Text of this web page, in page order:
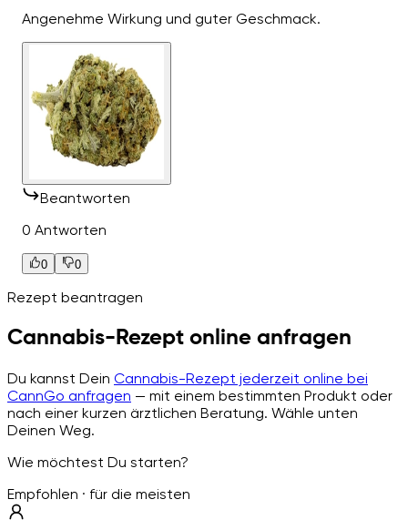
Angenehme Wirkung und guter Geschmack.
Beantworten
0 Antworten
0 0
Rezept beantragen
Cannabis-Rezept online anfragen
Du kannst Dein Cannabis-Rezept jederzeit online bei
CannGo anfragen — mit einem bestimmten Produkt oder
nach einer kurzen ärztlichen Beratung. Wähle unten
Deinen Weg.
Wie möchtest Du starten?
Empfohlen · für die meisten